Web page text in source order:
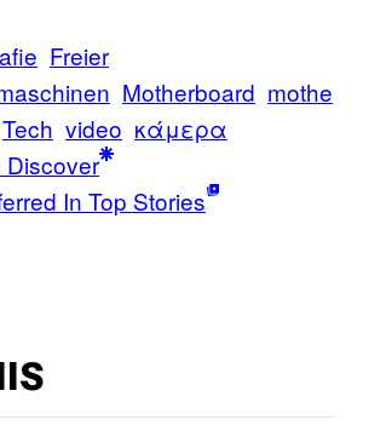
Freier
Motherboard mothe
Tech video κάμερα
Discover
In Top Stories